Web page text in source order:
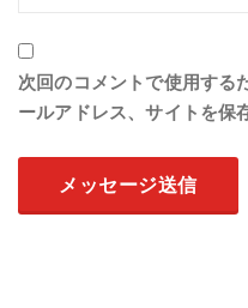
次回のコメントで使用する
ールアドレス、サイトを保